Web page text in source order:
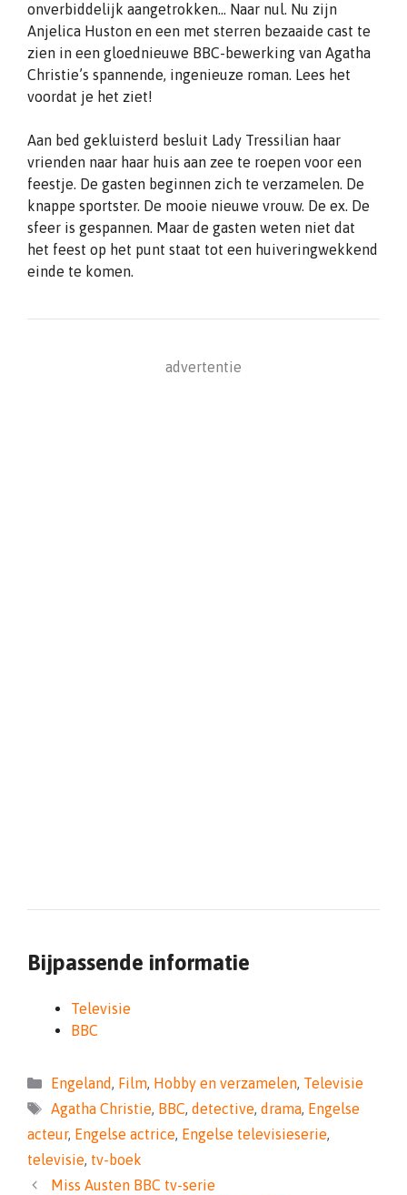
onverbiddelijk aangetrokken… Naar nul. Nu zijn
Anjelica Huston en een met sterren bezaaide cast te
zien in een gloednieuwe BBC-bewerking van Agatha
Christie’s spannende, ingenieuze roman. Lees het
voordat je het ziet!
Aan bed gekluisterd besluit Lady Tressilian haar
vrienden naar haar huis aan zee te roepen voor een
feestje. De gasten beginnen zich te verzamelen. De
knappe sportster. De mooie nieuwe vrouw. De ex. De
sfeer is gespannen. Maar de gasten weten niet dat
het feest op het punt staat tot een huiveringwekkend
einde te komen.
advertentie
Bijpassende informatie
Televisie
BBC
Categorieën
Engeland, Film, Hobby en verzamelen, Televisie
Tags
Agatha Christie, BBC, detective, drama, Engelse
acteur, Engelse actrice, Engelse televisieserie,
televisie, tv-boek
Miss Austen BBC tv-serie